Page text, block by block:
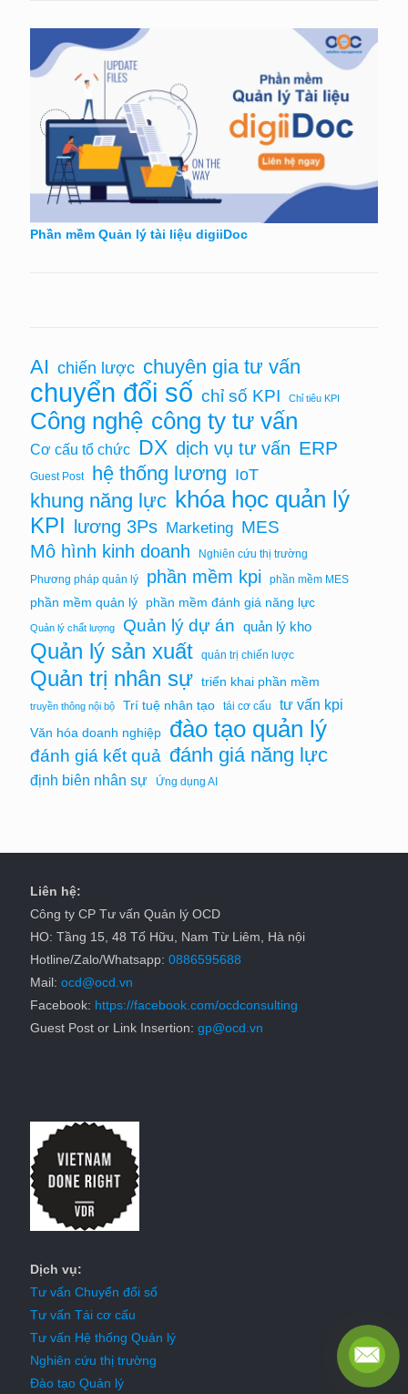
Phần mềm Quản lý tài liệu digiiDoc
AI chiến lược chuyên gia tư vấn
chuyển đổi số chỉ số KPI Chỉ tiêu KPI
Công nghệ công ty tư vấn
Cơ cấu tổ chức DX dịch vụ tư vấn ERP
Guest Post hệ thống lương IoT
khung năng lực khóa học quản lý
KPI lương 3Ps Marketing MES
Mô hình kinh doanh
Nghiên cứu thị trường
Phương pháp quản lý
phần mềm kpi phần mềm MES
phần mềm quản lý phần mềm đánh giá năng lực
Quản lý chất lượng Quản lý dự án quản lý kho
Quản lý sản xuất quản trị chiến lược
Quản trị nhân sự triển khai phần mềm
truyền thông nội bộ Trí tuệ nhân tạo tái cơ cấu tư vấn kpi
Văn hóa doanh nghiệp đào tạo quản lý
đánh giá kết quả đánh giá năng lực
định biên nhân sự Ứng dụng AI
Liên hệ:
Công ty CP Tư vấn Quản lý OCD
HO: Tầng 15, 48 Tố Hữu, Nam Từ Liêm, Hà nội
Hotline/Zalo/Whatsapp: 0886595688
Mail: ocd@ocd.vn
Facebook: https://facebook.com/ocdconsulting
Guest Post or Link Insertion: gp@ocd.vn
Dịch vụ:
Tư vấn Chuyển đổi số
Tư vấn Tái cơ cấu
Tư vấn Hệ thống Quản lý
Nghiên cứu thị trường
Đào tạo Quản lý